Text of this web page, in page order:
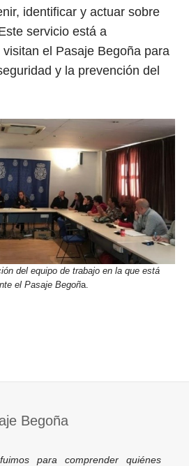
identificar y actuar sobre
servicio está a
el Pasaje Begoña para
y la prevención del
del equipo de trabajo en la que está
el Pasaje Begoña.
Begoña
para comprender quiénes